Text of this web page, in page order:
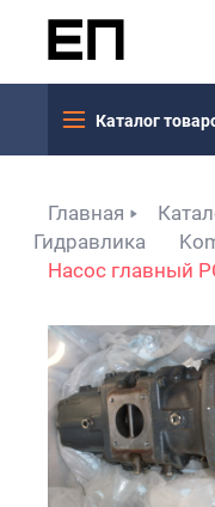
Каталог
Главная
Гидравлика
Насос главный